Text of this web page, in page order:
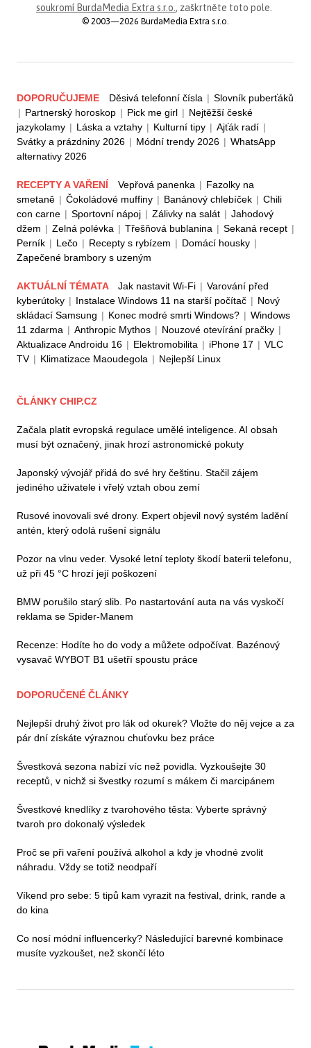
soukromí BurdaMedia Extra s.r.o. , zaškrtněte toto pole.
© 2003—2026 BurdaMedia Extra s.r.o.
DOPORUČUJEME Děsivá telefonní čísla | Slovník puberťáků
| Partnerský horoskop | Pick me girl | Nejtěžší české
jazykolamy | Láska a vztahy | Kulturní tipy | Ajťák radí |
Svátky a prázdniny 2026 | Módní trendy 2026 | WhatsApp
alternativy 2026
RECEPTY A VAŘENÍ Vepřová panenka | Fazolky na
smetaně | Čokoládové muffiny | Banánový chlebíček | Chili
con carne | Sportovní nápoj | Zálivky na salát | Jahodový
džem | Zelná polévka | Třešňová bublanina | Sekaná recept |
Perník | Lečo | Recepty s rybízem | Domácí housky |
Zapečené brambory s uzeným
AKTUÁLNÍ TÉMATA Jak nastavit Wi-Fi | Varování před
kyberútoky | Instalace Windows 11 na starší počítač | Nový
skládací Samsung | Konec modré smrti Windows? | Windows
11 zdarma | Anthropic Mythos | Nouzové otevírání pračky |
Aktualizace Androidu 16 | Elektromobilita | iPhone 17 | VLC
TV | Klimatizace Maoudegola | Nejlepší Linux
ČLÁNKY CHIP.CZ
Začala platit evropská regulace umělé inteligence. AI obsah
musí být označený, jinak hrozí astronomické pokuty
Japonský vývojář přidá do své hry češtinu. Stačil zájem
jediného uživatele i vřelý vztah obou zemí
Rusové inovovali své drony. Expert objevil nový systém ladění
antén, který odolá rušení signálu
Pozor na vlnu veder. Vysoké letní teploty škodí baterii telefonu,
už při 45 °C hrozí její poškození
BMW porušilo starý slib. Po nastartování auta na vás vyskočí
reklama se Spider-Manem
Recenze: Hodíte ho do vody a můžete odpočívat. Bazénový
vysavač WYBOT B1 ušetří spoustu práce
DOPORUČENÉ ČLÁNKY
Nejlepší druhý život pro lák od okurek? Vložte do něj vejce a za
pár dní získáte výraznou chuťovku bez práce
Švestková sezona nabízí víc než povidla. Vyzkoušejte 30
receptů, v nichž si švestky rozumí s mákem či marcipánem
Švestkové knedlíky z tvarohového těsta: Vyberte správný
tvaroh pro dokonalý výsledek
Proč se při vaření používá alkohol a kdy je vhodné zvolit
náhradu. Vždy se totiž neodpaří
Víkend pro sebe: 5 tipů kam vyrazit na festival, drink, rande a
do kina
Co nosí módní influencerky? Následující barevné kombinace
musíte vyzkoušet, než skončí léto